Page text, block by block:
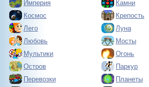
Империя
Камни
Космос
Крепость
Лего
Луна
Любовь
Мосты
Мультики
Огонь
Остров
Паркур
Перевозки
Планеты